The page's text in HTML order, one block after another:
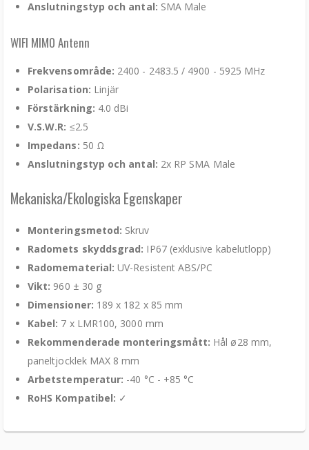
Anslutningstyp och antal: SMA Male
WIFI MIMO Antenn
Frekvensområde: 2400 - 2483.5 / 4900 - 5925 MHz
Polarisation: Linjär
Förstärkning: 4.0 dBi
V.S.W.R: ≤2.5
Impedans: 50 Ω
Anslutningstyp och antal: 2x RP SMA Male
Mekaniska/Ekologiska Egenskaper
Monteringsmetod: Skruv
Radomets skyddsgrad: IP67 (exklusive kabelutlopp)
Radomematerial: UV-Resistent ABS/PC
Vikt: 960 ± 30 g
Dimensioner: 189 x 182 x 85 mm
Kabel: 7 x LMR100, 3000 mm
Rekommenderade monteringsmått: Hål ø28 mm,
paneltjocklek MAX 8 mm
Arbetstemperatur: -40 °C - +85 °C
RoHS Kompatibel: ✓